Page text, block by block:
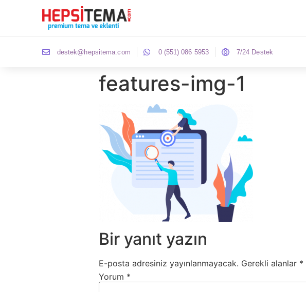
destek@hepsitema.com 0 (551) 086 5953 7/24 Destek
features-img-1
Bir yanıt yazın
E-posta adresiniz yayınlanmayacak. Gerekli alanlar *
Yorum *